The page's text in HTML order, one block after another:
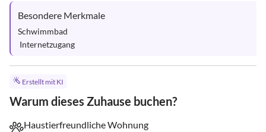
Besondere Merkmale
Schwimmbad
Internetzugang
Erstellt mit KI
Warum dieses Zuhause buchen?
Haustierfreundliche Wohnung